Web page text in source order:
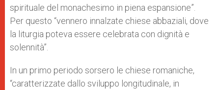
spirituale del monachesimo in piena espansione”.
Per questo “vennero innalzate chiese abbaziali, dove
la liturgia poteva essere celebrata con dignità e
solennità”.
In un primo periodo sorsero le chiese romaniche,
“caratterizzate dallo sviluppo longitudinale, in